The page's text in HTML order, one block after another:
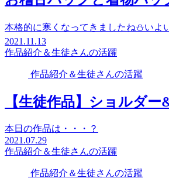
本格的に寒くなってきましたね⛄いよ
2021.11.13
作品紹介＆生徒さんの活躍
作品紹介＆生徒さんの活躍
【生徒作品】ショルダ
本日の作品は・・・？
2021.07.29
作品紹介＆生徒さんの活躍
作品紹介＆生徒さんの活躍